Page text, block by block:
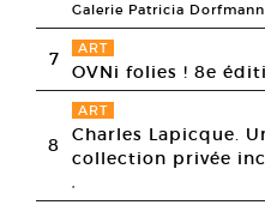
Galerie Patricia
7 ART
OVNi folies ! 8e
8
ART
Charles Lapicque.
collection privée
,